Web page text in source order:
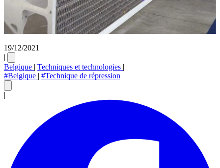
19/12/2021
|
Belgique | Techniques et technologies |
#Belgique | #Technique de répression
|